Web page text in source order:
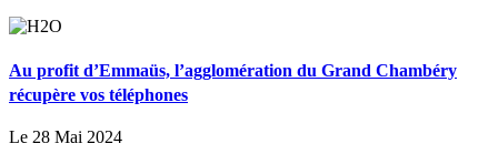
Au profit d’Emmaüs, l’agglomération du Grand Chambéry
récupère vos téléphones
Le 28 Mai 2024